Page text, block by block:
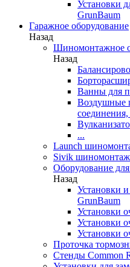
Установки
GrunBaum
Гаражное оборудование
Назад
Шиномонтажное
Назад
Ванны для
Воздушные
...
Launch
Sivik
Оборудование
Назад
Установки
GrunBaum
Установки
Установки
Установки
Проточка
Стенды Common